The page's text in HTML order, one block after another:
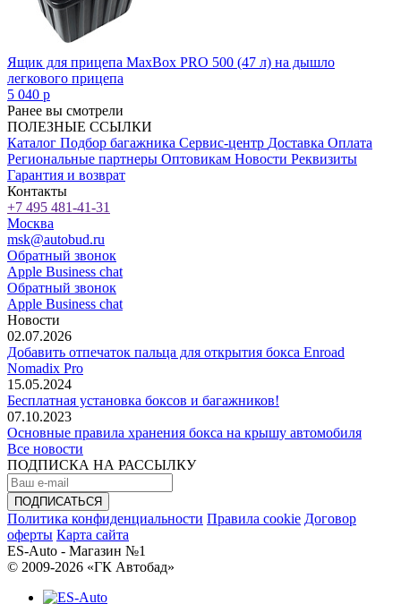
Ящик для прицепа MaxBox PRO 500 (47 л) на дышло
легкового прицепа
5 040 p
Ранее вы смотрели
ПОЛЕЗНЫЕ ССЫЛКИ
Каталог Подбор багажника Сервис-центр Доставка Оплата
Региональные партнеры Оптовикам Новости Реквизиты
Гарантия и возврат
Контакты
+7 495 481-41-31
Москва
msk@autobud.ru
Обратный звонок
Apple Business chat
Обратный звонок
Apple Business chat
Новости
02.07.2026
Добавить отпечаток пальца для открытия бокса Enroad
Nomadix Pro
15.05.2024
Бесплатная установка боксов и багажников!
07.10.2023
Основные правила хранения бокса на крышу автомобиля
Все новости
ПОДПИСКА НА РАССЫЛКУ
Политика конфиденциальности Правила cookie Договор
оферты Карта сайта
ES-Auto - Магазин №1
© 2009-2026 «ГК Автобад»